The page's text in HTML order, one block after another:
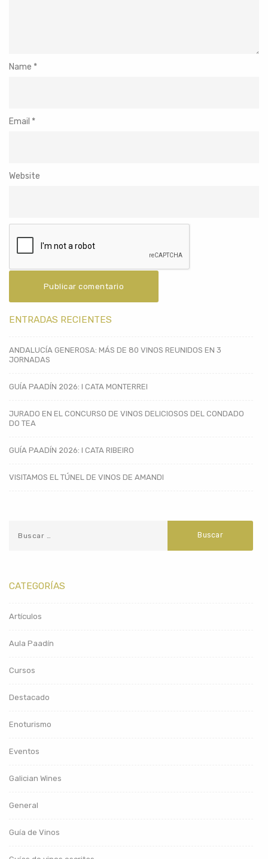
Name *
Email *
Website
ENTRADAS RECIENTES
ANDALUCÍA GENEROSA: MÁS DE 80 VINOS REUNIDOS EN 3
JORNADAS
GUÍA PAADÍN 2026: I CATA MONTERREI
JURADO EN EL CONCURSO DE VINOS DELICIOSOS DEL CONDADO
DO TEA
GUÍA PAADÍN 2026: I CATA RIBEIRO
VISITAMOS EL TÚNEL DE VINOS DE AMANDI
CATEGORÍAS
Artículos
Aula Paadín
Cursos
Destacado
Enoturismo
Eventos
Galician Wines
General
Guía de Vinos